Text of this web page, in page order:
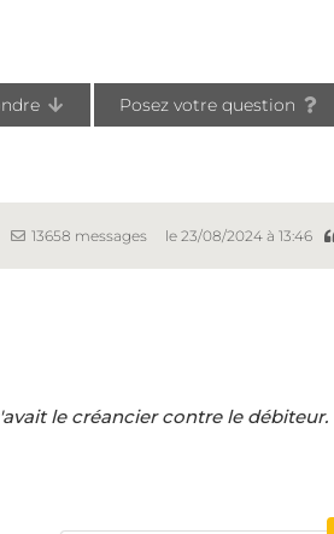
Posez votre question
13658 messages le 23/08/2024 à 13:46
le créancier contre le débiteur.